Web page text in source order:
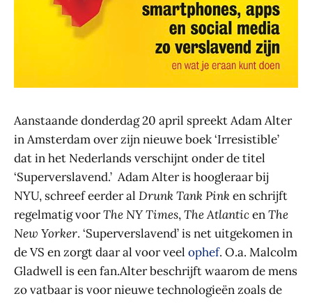
Aanstaande donderdag 20 april spreekt Adam Alter
in Amsterdam over zijn nieuwe boek ‘Irresistible’
dat in het Nederlands verschijnt onder de titel
‘Superverslavend.’ Adam Alter is hoogleraar bij
NYU, schreef eerder al Drunk Tank Pinken schrijft
regelmatig voorThe NY Times,The AtlanticenThe
New Yorker. ‘Superverslavend’ is net uitgekomen in
de VS en zorgt daar al voor veel ophef. O.a. Malcolm
Gladwell is een fan.Alter beschrijft waarom de mens
zo vatbaar is voor nieuwe technologieën zoals de